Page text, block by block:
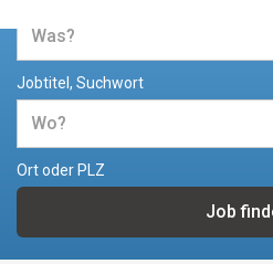
Jobtitel, Suchwort
Ort oder PLZ